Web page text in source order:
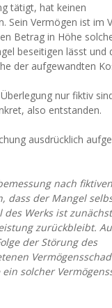
tätigt, hat keinen
Sein Vermögen ist im
Betrag in Höhe
beseitigen lässt und
der aufgewandten
nur fiktiv
also entstanden.
ausdrücklich
nach fiktiven
dass der Mangel
des Werks ist
zurückbleibt.
der Störung des
solcher